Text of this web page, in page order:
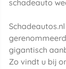
schadeauto
gigantisch
Zo vindt u bij